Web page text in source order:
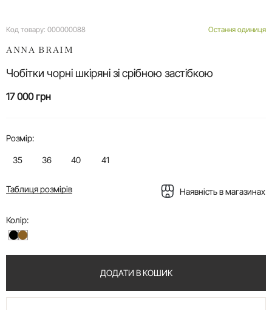
Код товару: 000000088 Остання одиниця
ANNA BRAIM
Чобітки чорні шкіряні зі срібною застібкою
17 000 грн
Розмір:
35 36 40 41
Таблиця розмірів Наявність в магазинах
Колір:
ДОДАТИ В КОШИК